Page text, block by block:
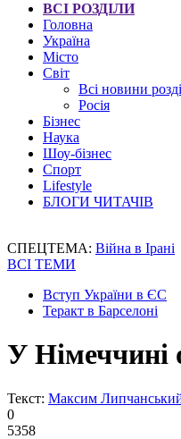
ВСІ РОЗДІЛИ
Головна
Україна
Місто
Світ
Всі новини
Росія
Бізнес
Наука
Шоу-бізнес
Спорт
Lifestyle
БЛОГИ ЧИТАЧІВ
СПЕЦТЕМА: Війна в Ірані
ВСІ ТЕМИ
Вступ України в ЄС
Теракт в Барселоні
У Німеччині
Текст: Максим
0
5358